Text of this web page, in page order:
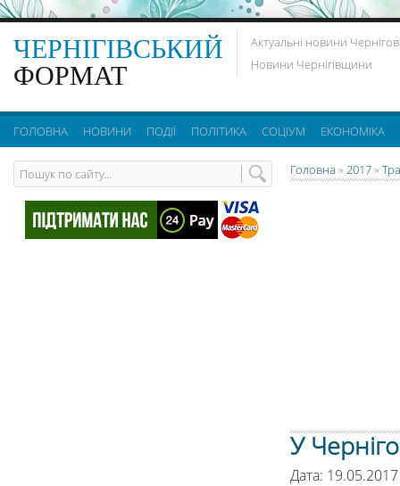
ЧЕРНІГІВСЬКИЙ
ФОРМАТ
Актуальні новини
Новини Чернігівщини
ГОЛОВНА НОВИНИ ПОДІЇ ПОЛІТИКА СОЦІУМ ЕКОНОМІКА
Головна » 2017»
У
Дата: